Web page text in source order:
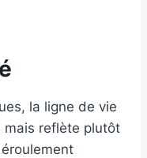
la ligne de vie
mais reflète plutôt